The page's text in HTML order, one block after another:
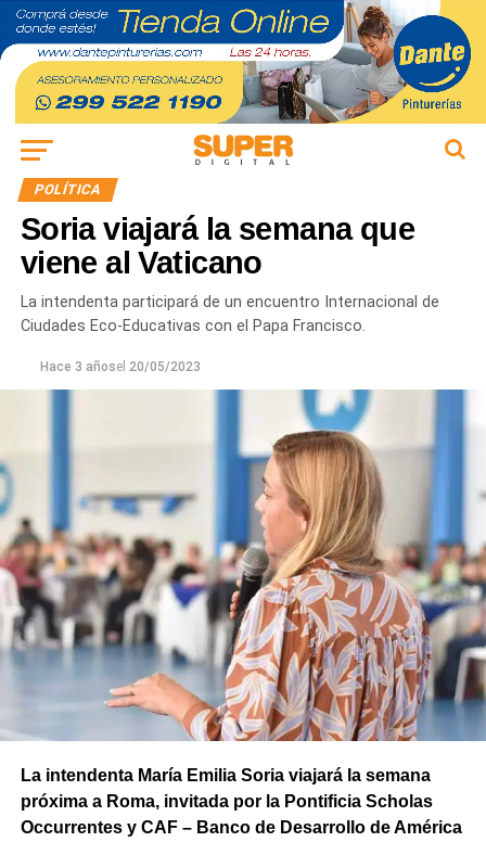
POLÍTICA
Soria viajará la semana que
viene al Vaticano
La intendenta participará de un encuentro Internacional de
Ciudades Eco-Educativas con el Papa Francisco.
Hace 3 añosel 20/05/2023
La intendenta María Emilia Soria viajará la semana
próxima a Roma, invitada por la Pontificia Scholas
Occurrentes y CAF – Banco de Desarrollo de América